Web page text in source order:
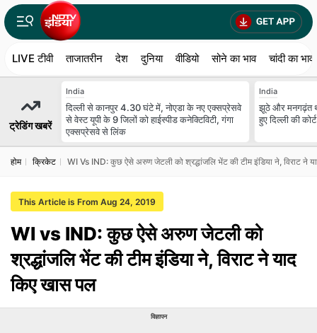
LIVE टीवी ताजातरीन देश दुनिया वीडियो सोने का भाव चांदी का भाव
ट्रेडिंग खबरें
India
दिल्ली से कानपुर 4.30 घंटे में, नोएडा के नए एक्सप्रेसवे
से वेस्ट यूपी के 9 जिलों को हाईस्पीड कनेक्टिविटी, गंगा
एक्सप्रेसवे से लिंक
India
झूठे और मनगढ़ंत
हुए दिल्ली की
होम क्रिकेट WI Vs IND: कुछ ऐसे अरुण जेटली को श्रद्धांजलि भेंट की टीम इंडिया ने, विराट ने
This Article is From Aug 24, 2019
WI vs IND: कुछ ऐसे अरुण जेटली को
श्रद्धांजलि भेंट की टीम इंडिया ने, विराट ने याद
किए खास पल
विज्ञापन